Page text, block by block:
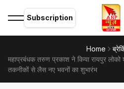
Subscription
Home
महाप्रबंधक तरुण प्रकाश ने किया रायपुर लोको
तकनीकों से लैस नए भवनों का शुभारंभ